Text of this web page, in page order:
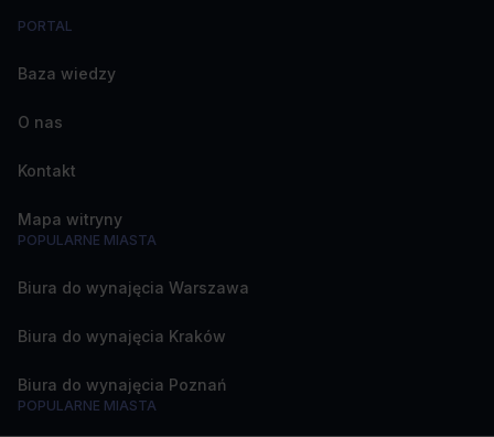
PORTAL
Baza wiedzy
O nas
Kontakt
Mapa witryny
POPULARNE MIASTA
Biura do wynajęcia Warszawa
Biura do wynajęcia Kraków
Biura do wynajęcia Poznań
POPULARNE MIASTA